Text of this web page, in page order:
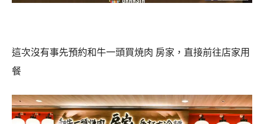
這次沒有事先預約和牛一頭買焼肉 房家，直接前往店家用
餐